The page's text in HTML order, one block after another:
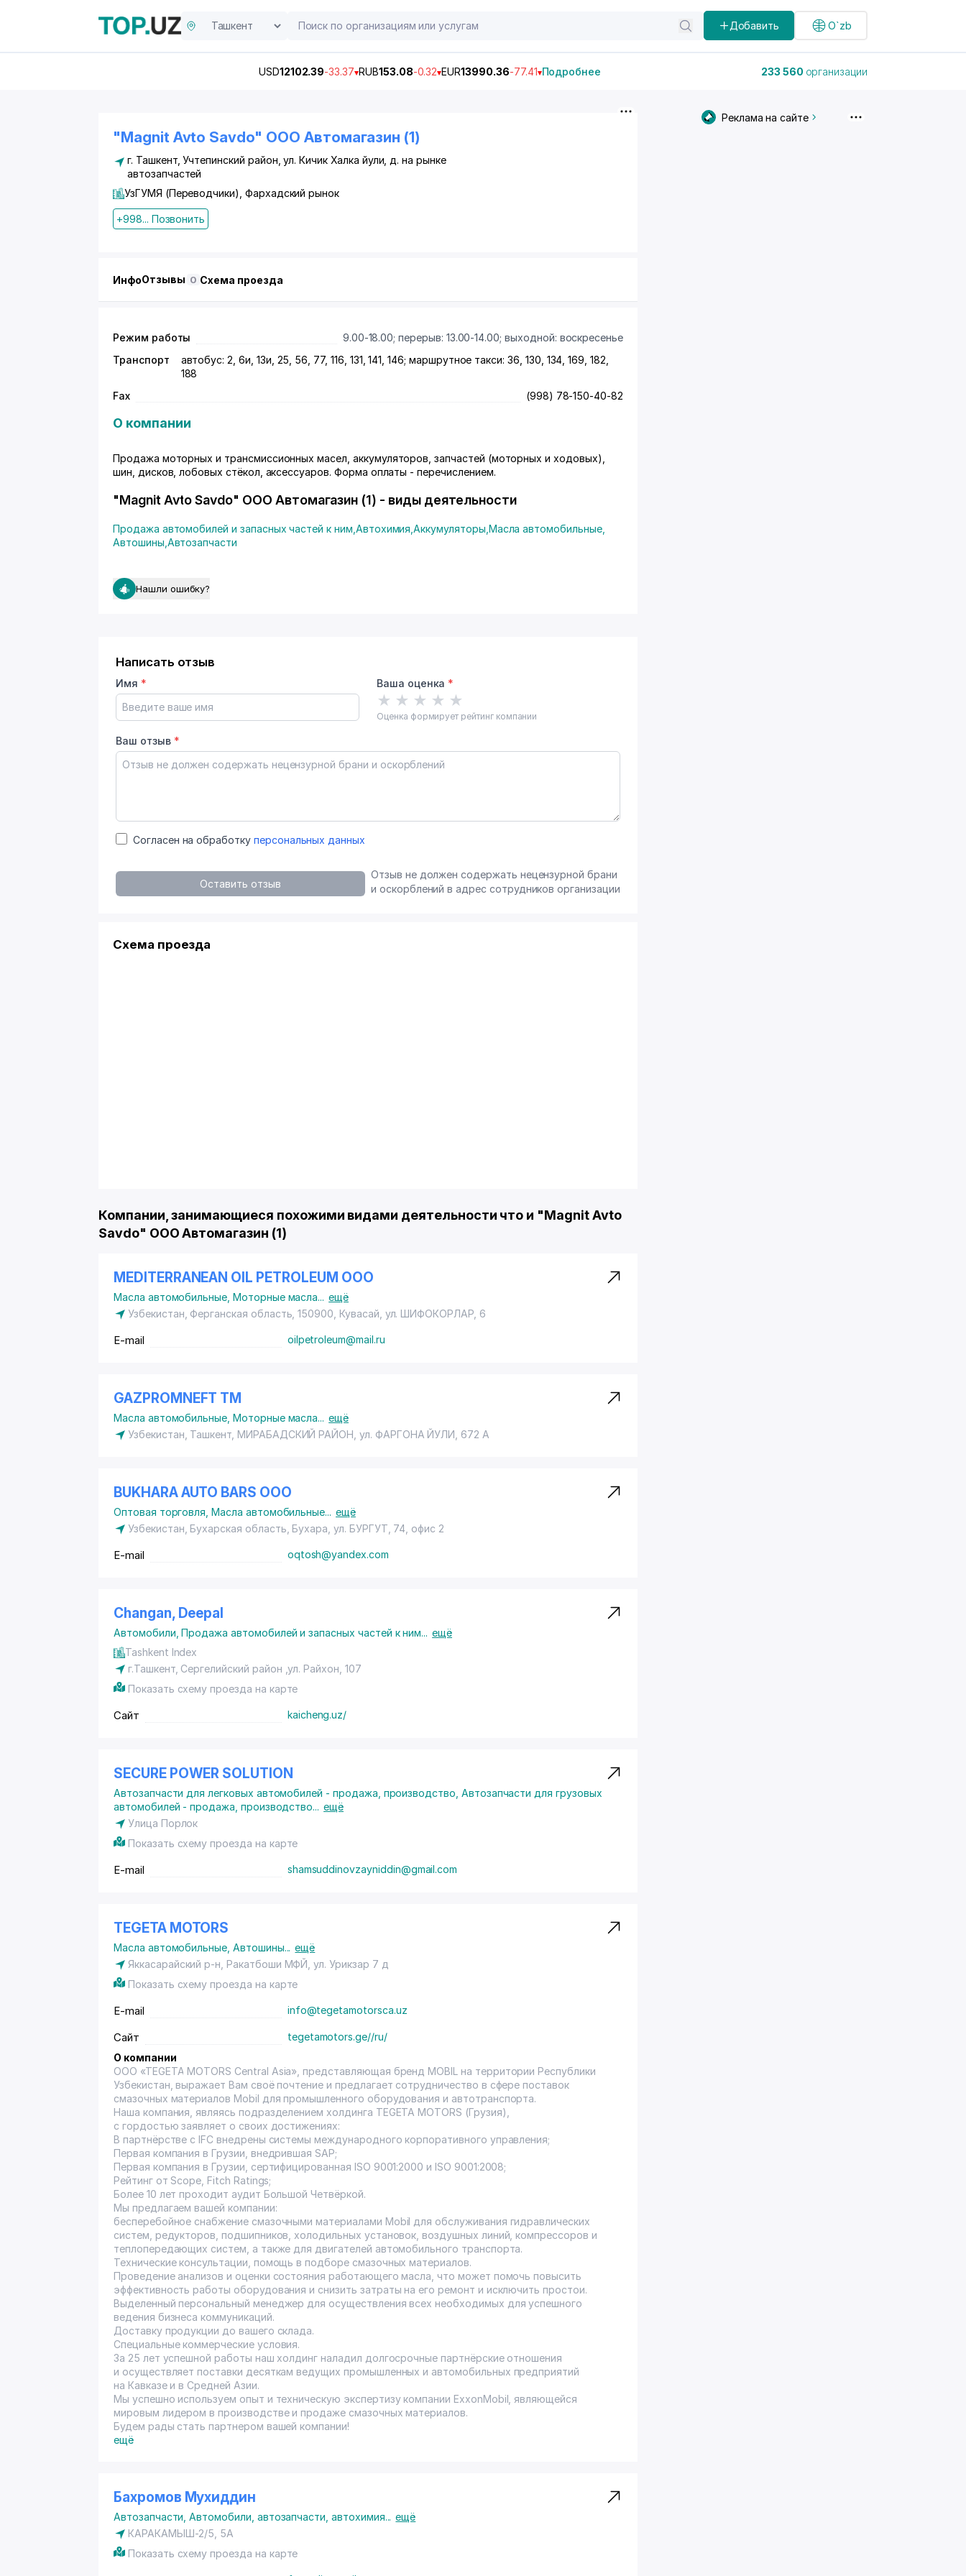
Добавить O`zb
USD12102.39-33.37 RUB153.08-0.32 EUR13990.36-77.41 Подробнее 233 560 организации
"Magnit Avto Savdo" ООО Автомагазин (1)
г. Ташкент,Учтепинский район ,ул. Кичик Халка йули , д. на рынке
автозапчастей
УзГУМЯ (Переводчики), Фархадский рынок
+998... Позвонить
ИнфоОтзывы 0 Схема проезда
Режим работы
9.00-18.00; перерыв: 13.00-14.00; выходной: воскресенье
Транспорт
автобус: 2, 6и, 13и, 25, 56, 77, 116, 131, 141, 146; маршрутное такси: 36, 130, 134, 169, 182,
188
Fax
(998) 78-150-40-82
О компании
Продажа моторных и трансмиссионных масел, аккумуляторов, запчастей (моторных и ходовых),
шин, дисков, лобовых стёкол, аксессуаров. Форма оплаты - перечислением.
"Magnit Avto Savdo" ООО Автомагазин (1) - виды деятельности
Продажа автомобилей и запасных частей к ним Автохимия ,Аккумуляторы Масла автомобильные,
Автошины Автозапчасти
Нашли ошибку?
Написать отзыв
Имя * Ваша оценка *
★ ★ ★ ★ ★
Оценка формирует рейтинг компании
Ваш отзыв *
Согласен на обработку персональных данных
Оставить отзыв
Отзыв не должен содержать нецензурной брани
и оскорблений в адрес сотрудников организации
Схема проезда
Компании, занимающиеся похожими видами деятельности что и "Magnit Avto
Savdo" ООО Автомагазин (1)
MEDITERRANEAN OIL PETROLEUM ООО
Масла автомобильные Моторные масла... ещё
Узбекистан, Ферганская область, 150900, Кувасай, ул. ШИФОКОРЛАР, 6
E-mail oilpetroleum@mail.ru
GAZPROMNEFT ТМ
Масла автомобильные Моторные масла... ещё
Узбекистан, Ташкент, МИРАБАДСКИЙ РАЙОН , ул. ФАРГОНА ЙУЛИ, 672 А
BUKHARA AUTO BARS ООО
Оптовая торговля ,Масла автомобильные... ещё
Узбекистан, Бухарская область, Бухара,ул. БУРГУТ , 74, офис 2
E-mail oqtosh@yandex.com
Changan, Deepal
Автомобили ,Продажа автомобилей и запасных частей к ним... ещё
Tashkent Index
г.Ташкент, Сергелийский район ,ул. Райхон, 107
Показать схему проезда на карте
Сайт kaicheng.uz/
SECURE POWER SOLUTION
Автозапчасти для легковых автомобилей - продажа, производство Автозапчасти для грузовых
автомобилей - продажа, производство... ещё
Улица Порлок
Показать схему проезда на карте
E-mail shamsuddinovzayniddin@gmail.com
TEGETA MOTORS
Масла автомобильные Автошины... ещё
Яккасарайский р-н, Ракатбоши МФЙ, ул. Урикзар 7 д
Показать схему проезда на карте
E-mail info@tegetamotorsca.uz
Сайт
tegetamotors.ge//ru/
О компании
ООО «TEGETA MOTORS Central Asia», представляющая бренд MOBIL на территории Республики
Узбекистан, выражает Вам своё почтение и предлагает сотрудничество в сфере поставок
смазочных материалов Mobil для промышленного оборудования и автотранспорта.
Наша компания, являясь подразделением холдинга TEGETA MOTORS (Грузия),
с гордостью заявляет о своих достижениях:
В партнёрстве с IFC внедрены системы международного корпоративного управления;
Первая компания в Грузии, внедрившая SAP;
Первая компания в Грузии, сертифицированная ISO 9001:2000 и ISO 9001:2008;
Рейтинг от Scope, Fitch Ratings;
Более 10 лет проходит аудит Большой Четвёркой.
Мы предлагаем вашей компании:
бесперебойное снабжение смазочными материалами Mobil для обслуживания гидравлических
систем, редукторов, подшипников, холодильных установок, воздушных линий, компрессоров и
теплопередающих систем, а также для двигателей автомобильного транспорта.
Технические консультации, помощь в подборе смазочных материалов.
Проведение анализов и оценки состояния работающего масла, что может помочь повысить
эффективность работы оборудования и снизить затраты на его ремонт и исключить простои.
Выделенный персональный менеджер для осуществления всех необходимых для успешного
ведения бизнеса коммуникаций.
Доставку продукции до вашего склада.
Специальные коммерческие условия.
За 25 лет успешной работы наш холдинг наладил долгосрочные партнёрские отношения
и осуществляет поставки десяткам ведущих промышленных и автомобильных предприятий
на Кавказе и в Средней Азии.
Мы успешно используем опыт и техническую экспертизу компании ExxonMobil, являющейся
мировым лидером в производстве и продаже смазочных материалов.
Будем рады стать партнером вашей компании!
ещё
Бахромов Мухиддин
Автозапчасти ,Автомобили, автозапчасти, автохимия... ещё
КАРАКАМЫШ-2/5, 5А
Показать схему проезда на карте
Реклама на сайте